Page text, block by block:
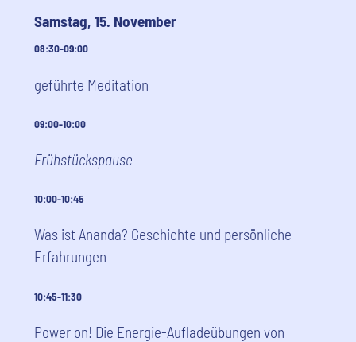
Samstag, 15. November
08:30-09:00
geführte Meditation
09:00-10:00
Frühstückspause
10:00-10:45
Was ist Ananda? Geschichte und persönliche
Erfahrungen
10:45-11:30
Power on! Die Energie-Aufladeübungen von